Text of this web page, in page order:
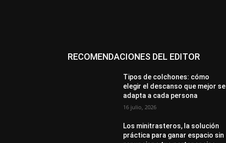
RECOMENDACIONES DEL EDITOR
Tipos de colchones: cómo
elegir el descanso que mejor se
adapta a cada persona
16 julio, 2026
Los minitrasteros, la solución
práctica para ganar espacio sin